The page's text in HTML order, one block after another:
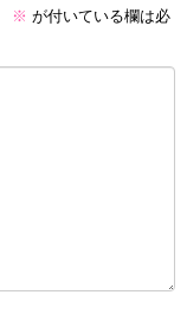
※ が付いている欄は必